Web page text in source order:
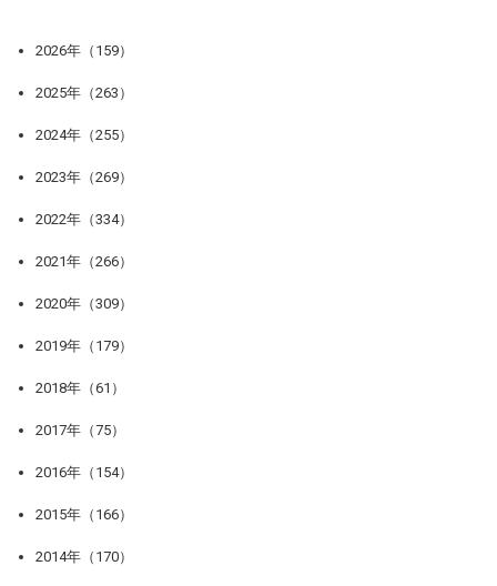
2026年（159）
2025年（263）
2024年（255）
2023年（269）
2022年（334）
2021年（266）
2020年（309）
2019年（179）
2018年（61）
2017年（75）
2016年（154）
2015年（166）
2014年（170）